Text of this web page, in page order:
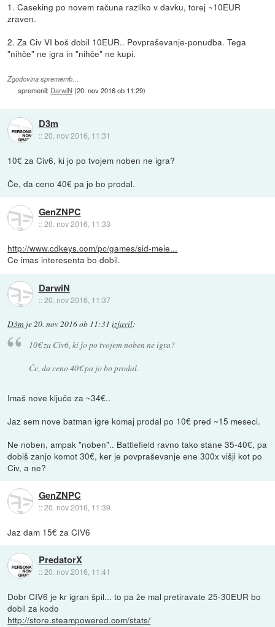
1. Caseking po novem računa razliko v davku, torej ~10EUR
zraven.
2. Za Civ VI boš dobil 10EUR.. Povpraševanje-ponudba. Tega
"nihče" ne igra in "nihče" ne kupi.
Zgodovina sprememb…
spremenil: DarwiN(20. nov 2016 ob 11:29)
D3m
::20. nov 2016, 11:31
10€ za Civ6, ki jo po tvojem noben ne igra?
Če, da ceno 40€ pa jo bo prodal.
GenZNPC
::20. nov 2016, 11:33
http://www.cdkeys.com/pc/games/sid-meie...
Ce imas interesenta bo dobil.
DarwiN
::20. nov 2016, 11:37
D3m je20. nov 2016 ob 11:31 izjavil:
10€ za Civ6, ki jo po tvojem noben ne igra?
Če, da ceno 40€ pa jo bo prodal.
Imaš nove ključe za ~34€..
Jaz sem nove batman igre komaj prodal po 10€ pred ~15 meseci.
Ne noben, ampak "noben".. Battlefield ravno tako stane 35-40€, pa
dobiš zanjo komot 30€, ker je povpraševanje ene 300x višji kot po
Civ, a ne?
GenZNPC
::20. nov 2016, 11:39
Jaz dam 15€ za CIV6
PredatorX
::20. nov 2016, 11:41
Dobr CIV6 je kr igran špil... to pa že mal pretiravate 25-30EUR bo
dobil za kodo
http://store.steampowered.com/stats/